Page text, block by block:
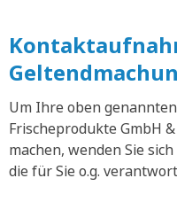
Um Ihre oben
Frischeprodukte GmbH
machen, wenden Sie
die für Sie o.g.